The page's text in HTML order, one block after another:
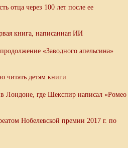
отца через 100 лет после ее
книга, написанная ИИ
«Заводного апельсина»
читать детям книги
Лондоне, где Шекспир написал «Ромео
Нобелевской премии 2017 г. по